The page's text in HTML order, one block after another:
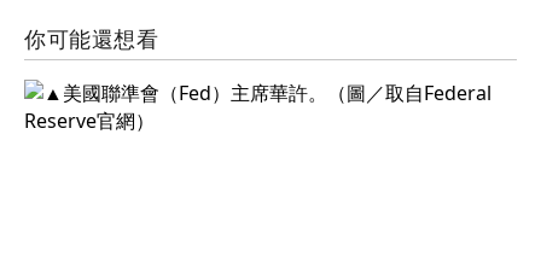
你可能還想看